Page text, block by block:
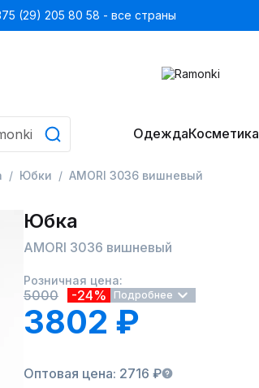
(29) 205 80 58 - все страны
ОдеждаКосметика
Юбки AMORI 3036 вишневый
Юбка
AMORI 3036 вишневый
Розничная цена:
5000 -24% Подробнее
3802 ₽
Оптовая цена: 2716 ₽